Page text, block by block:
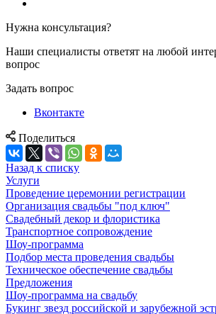
Нужна консультация?
Наши специалисты ответят на любой
вопрос
Задать вопрос
Вконтакте
Поделиться
Назад к списку
Услуги
Проведение церемонии регистрации
Организация свадьбы "под ключ"
Свадебный декор и флористика
Транспортное сопровождение
Шоу-программа
Подбор места проведения свадьбы
Техническое обеспечение свадьбы
Предложения
Шоу-программа на свадьбу
Букинг звезд российской и зарубежной